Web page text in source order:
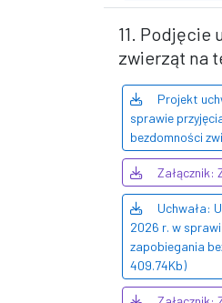
11. Podjęcie
zwierząt na
Projekt
sprawie
bezdomności
Załącznik:
Uchwała:
2026 r. w
zapobiegania
409.74Kb)